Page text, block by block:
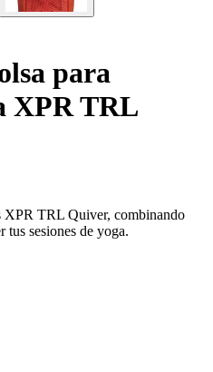
para
XPR TRL
XPR TRL Quiver, combinando
tus sesiones de yoga.